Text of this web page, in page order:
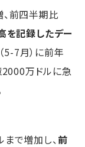
前四半期比
を記録したデー
5-7月）に前年
万ドルに急
で増加し、 前